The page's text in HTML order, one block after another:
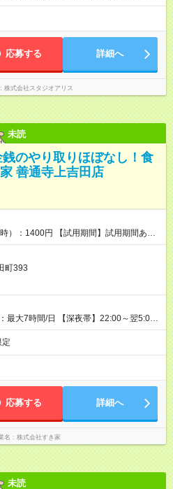
◆土日祝勤務できる方歓迎
応募する 詳細へ
株式会社スタジオアリス
未読
のやり取りほぼなし！食
善通寺上吉田店
用期間】試用期間あり
雇用形態、給与は本採用時と同じです。
（※条件変更なし）ですが、切り上げで
ます。 研修制度あり：15時間(研修中も
町393
最大7時間/日 【深夜帯】22:00～翌5:00
※22:00から翌5:00までは18歳以上の方
満の深夜業務禁止のため） ★深夜で
勤務を行いますので、安心して働けま
応募する 詳細へ
名 株式会社すき家
未読